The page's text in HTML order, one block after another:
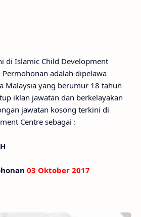
di Islamic Child Development
adalah dipelawa
Malaysia yang berumur 18 tahun
iklan jawatan dan berkelayakan
jawatan kosong terkini di
Centre sebagai :
03 Oktober 2017